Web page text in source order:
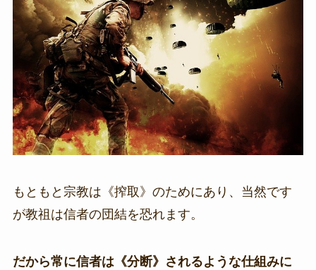
もともと宗教は《搾取》のためにあり、当然です
が教祖は信者の団結を恐れます。
だから常に信者は《分断》されるような仕組みに